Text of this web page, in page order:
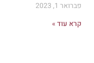
פברואר 1, 2023
קרא עוד »